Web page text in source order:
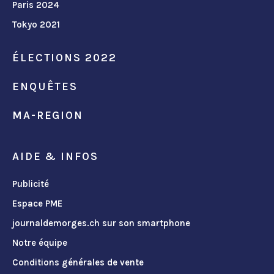
Paris 2024
Tokyo 2021
ÉLECTIONS 2022
ENQUÊTES
MA-REGION
AIDE & INFOS
Publicité
Espace PME
journaldemorges.ch sur son smartphone
Notre équipe
Conditions générales de vente